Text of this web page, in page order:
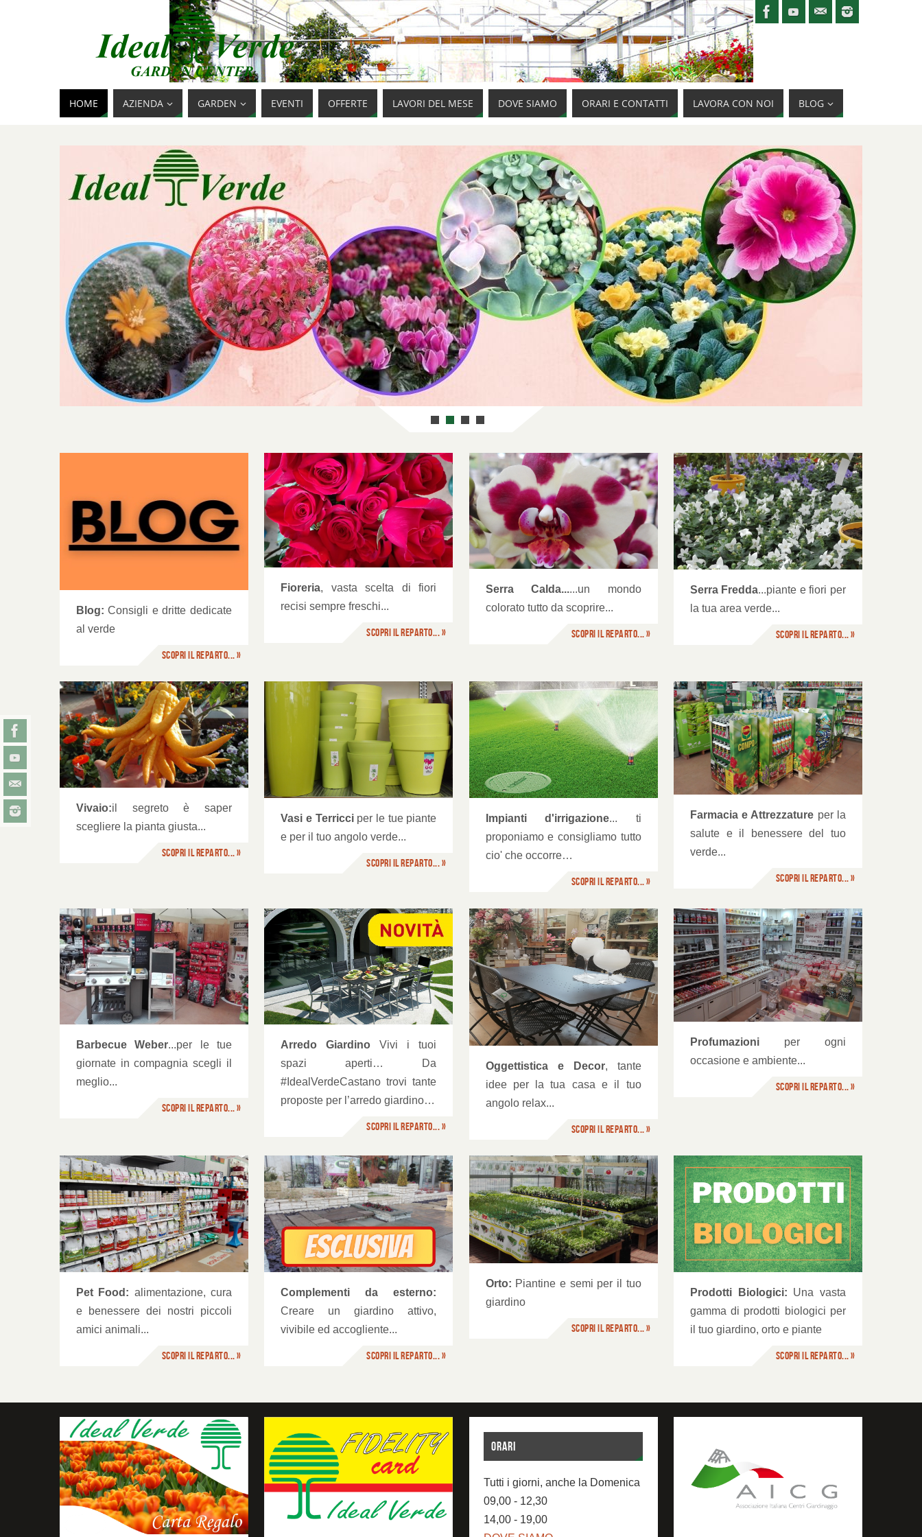
HOME AZIENDA GARDEN EVENTI OFFERTE LAVORI DEL MESE DOVE SIAMO ORARI E CONTATTI LAVORA CON NOI BLOG
Blog:Consigli e dritte dedicate
al verde
Scopri il reparto... »
Fioreria
Fioreria, vasta scelta di fiori
recisi sempre freschi...
Scopri il reparto... »
Piante e Fiori [SERRA CALDA]
Serra Calda......un mondo
colorato tutto da scoprire...
Scopri il reparto... »
Piante e Fiori [SERRA FREDDA]
Serra Fredda...piante e fiori per
la tua area verde...
Scopri il reparto... »
Vivaio:il segreto è saper
scegliere la pianta giusta...
Scopri il reparto... »
Vasi e Terricci
Vasi e Terricciper le tue piante
e per il tuo angolo verde...
Scopri il reparto... »
Impianti di irrigazione
Impianti d'irrigazione... ti
proponiamo e consigliamo tutto
cio' che occorre…
Scopri il reparto... »
Farmacia e attrezzature
Farmacia e Attrezzature per la
salute e il benessere del tuo
verde...
Scopri il reparto... »
Barbecue Weber...per le tue
giornate in compagnia scegli il
meglio...
Scopri il reparto... »
Arredo Giardino
Arredo Giardino Vivi i tuoi
spazi aperti… Da
#IdealVerdeCastano trovi tante
proposte per l’arredo giardino…
Scopri il reparto... »
Oggettistica e Decor
Oggettistica e Decor, tante
idee per la tua casa e il tuo
angolo relax...
Scopri il reparto... »
Profumazioni
Profumazioniper ogni
occasione e ambiente...
Scopri il reparto... »
Pet Food: alimentazione, cura
e benessere dei nostri piccoli
amici animali...
Scopri il reparto... »
Complementi da esterno
Complementi da esterno:
Creare un giardino attivo,
vivibile ed accogliente...
Scopri il reparto... »
Orto
Orto: Piantine e semi per il tuo
giardino
Scopri il reparto... »
Prodotti Biologici
Prodotti Biologici: Una vasta
gamma di prodotti biologici per
il tuo giardino, orto e piante
Scopri il reparto... »
Fidelity Card
ORARI
Tutti i giorni, anche la Domenica
09,00 - 12,30
14,00 - 19,00